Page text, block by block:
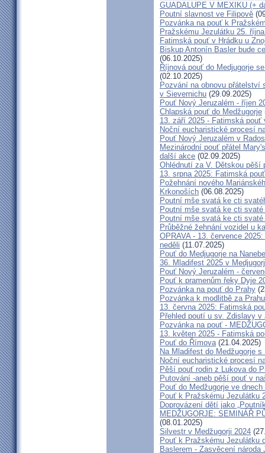
GUADALUPE V MEXIKU (+
Poutní slavnost ve Filipově
Pozvánka na pouť k
Pražskému Jezulátku 25.
Fatimská pouť v Hrádku u
Biskup Antonín Basler bude
(06.10.2025)
Říjnová pouť do Medjugorje
(02.10.2025)
Pozvání na obnovu přátelství
v Sievernichu (29.09.2025)
Pouť Nový Jeruzalém - říjen
Chlapská pouť do Medžugorje
13. září 2025 - Fatimská pouť
Noční eucharistické procesí
Pouť Nový Jeruzalém v
Mezinárodní pouť přátel
další akce (02.09.2025)
Ohlédnutí za V. Dětskou pěší
13. srpna 2025: Fatimská
Požehnání nového
Krkonoších (06.08.2025)
Poutní mše svatá ke cti
Poutní mše svatá ke cti
Poutní mše svatá ke cti
Průběžné žehnání vozidel u
OPRAVA - 13. července
neděli (11.07.2025)
Pouť do Medjugorje na
36. Mladifest 2025 v
Pouť Nový Jeruzalém -
Pouť k pramenům řeky Dyje
Pozvánka na pouť do Prahy
Pozvánka k modlitbě za
13. června 2025: Fatimská
Přehled poutí u sv. Zdislavy
Pozvánka na pouť -
13. květen 2025 - Fatimská
Pouť do Římova(21.04.2025)
Na Mladifest do Medžugorje s
Noční eucharistické procesí
Pěší pouť rodin z Lukova do
Putování -aneb pěší pouť v
Pouť do Medžugorje ve
Pouť k Pražskému Jezulátku
Doprovázení dětí jako
MEDŽUGORJE: SEMINÁŘ
(08.01.2025)
Silvestr v Medžugorji 2024
Pouť k Pražskému Jezulátku
Baslerem - Zasvěcení národa